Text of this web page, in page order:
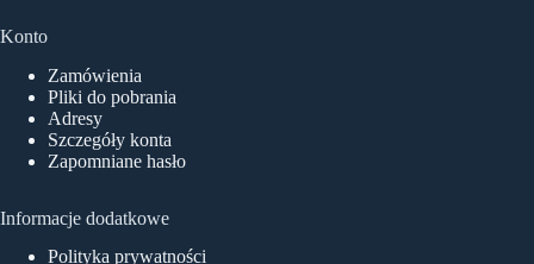
Konto
Zamówienia
Pliki do pobrania
Adresy
Szczegóły konta
Zapomniane hasło
Informacje dodatkowe
Polityka prywatności